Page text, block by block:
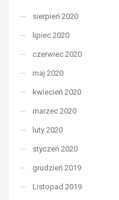
sierpień 2020
lipiec 2020
czerwiec 2020
maj 2020
kwiecień 2020
marzec 2020
luty 2020
styczeń 2020
grudzień 2019
Listopad 2019